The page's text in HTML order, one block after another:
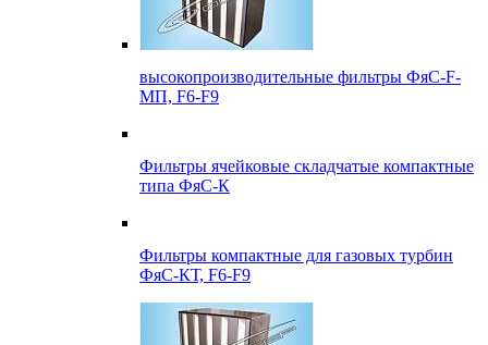
высокопроизводительные фильтры ФяС-F-
МП, F6-F9
Фильтры ячейковые складчатые компактные
типа ФяС-К
Фильтры компактные для газовых турбин
ФяС-КТ, F6-F9